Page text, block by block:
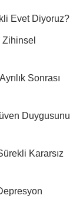
Evet Diyoruz?
Zihinsel
Sonrası
Duygusunu
Kararsız